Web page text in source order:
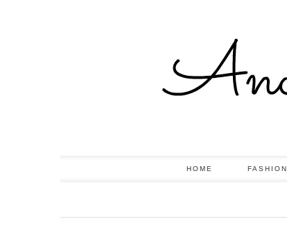
HOME FASHION